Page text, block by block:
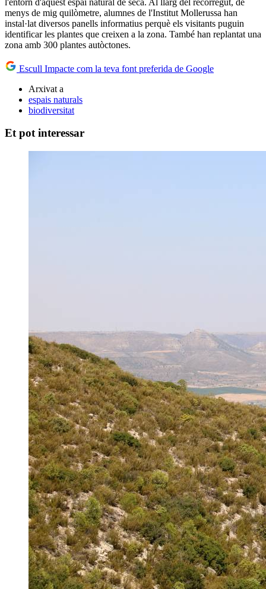
menys de mig quilòmetre, alumnes de l'Institut Mollerussa han
instal·lat diversos panells informatius perquè els visitants puguin
identificar les plantes que creixen a la zona. També han replantat una
zona amb 300 plantes autòctones.
Escull Impacte com la teva font preferida de Google
Arxivat a
espais naturals
biodiversitat
Et pot interessar